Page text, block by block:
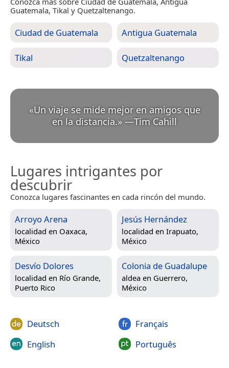
Guatemala, Tikal y Quetzaltenango.
Ciudad de Guatemala Antigua Guatemala
Tikal Quetzaltenango
«Un viaje se mide mejor en amigos que
en la distancia.» —Tim Cahill
Lugares intrigantes por
descubrir
Conozca lugares fascinantes en cada rincón del mundo.
Arroyo Arena
localidad en Oaxaca,
México
Jesús Hernández
localidad en Irapuato,
México
Desvío Dolores
localidad en Río Grande,
Puerto Rico
Colonia de Guadalupe
aldea en Guerrero,
México
Deutsch
English
Français
Português